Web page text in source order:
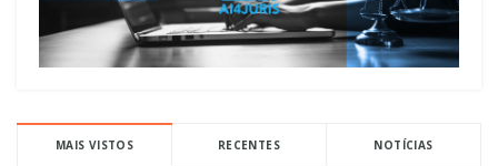
MAIS VISTOS RECENTES NOTÍCIAS